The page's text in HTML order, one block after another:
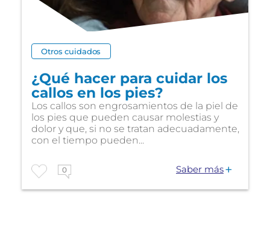
Otros cuidados
¿Qué hacer para cuidar los
callos en los pies?
Los callos son engrosamientos de la piel de
los pies que pueden causar molestias y
dolor y que, si no se tratan adecuadamente,
con el tiempo pueden...
0 Saber más